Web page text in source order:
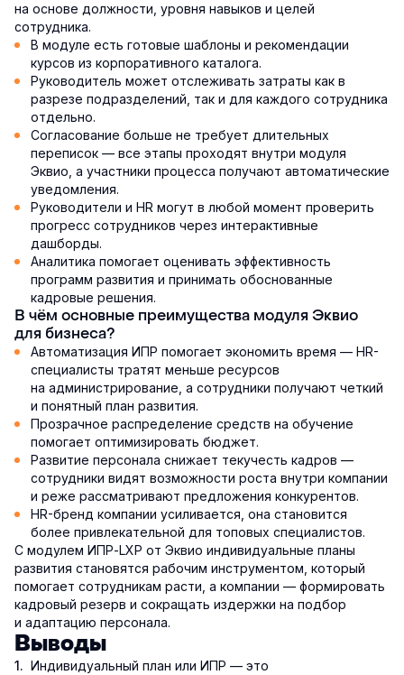
на основе должности, уровня навыков и целей
сотрудника.
В модуле есть готовые шаблоны и рекомендации
курсов из корпоративного каталога.
Руководитель может отслеживать затраты как в
разрезе подразделений, так и для каждого сотрудника
отдельно.
Согласование больше не требует длительных
переписок — все этапы проходят внутри модуля
Эквио, а участники процесса получают автоматические
уведомления.
Руководители и HR могут в любой момент проверить
прогресс сотрудников через интерактивные
дашборды.
Аналитика помогает оценивать эффективность
программ развития и принимать обоснованные
кадровые решения.
В чём основные преимущества модуля Эквио
для бизнеса?
Автоматизация ИПР помогает экономить время — HR-
специалисты тратят меньше ресурсов
на администрирование, а сотрудники получают четкий
и понятный план развития.
Прозрачное распределение средств на обучение
помогает оптимизировать бюджет.
Развитие персонала снижает текучесть кадров —
сотрудники видят возможности роста внутри компании
и реже рассматривают предложения конкурентов.
HR-бренд компании усиливается, она становится
более привлекательной для топовых специалистов.
С модулем ИПР-LXP от Эквио индивидуальные планы
развития становятся рабочим инструментом, который
помогает сотрудникам расти, а компании — формировать
кадровый резерв и сокращать издержки на подбор
и адаптацию персонала.
Выводы
Индивидуальный план или ИПР — это